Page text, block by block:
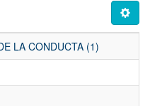
LA CONDUCTA (1)